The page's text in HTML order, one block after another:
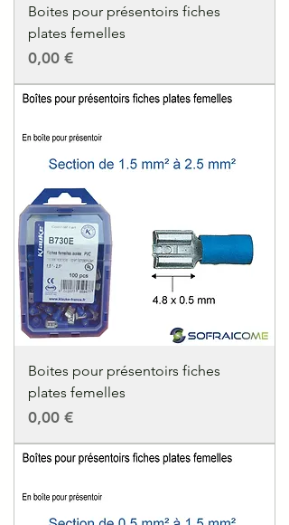
Boites pour présentoirs fiches
plates femelles
Precio
0,00 €
Boites pour présentoirs fiches
plates femelles
Precio
0,00 €